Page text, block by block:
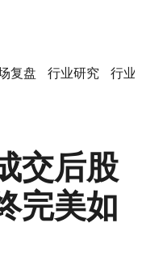
复盘 行业研究 行业
交后股
完美如